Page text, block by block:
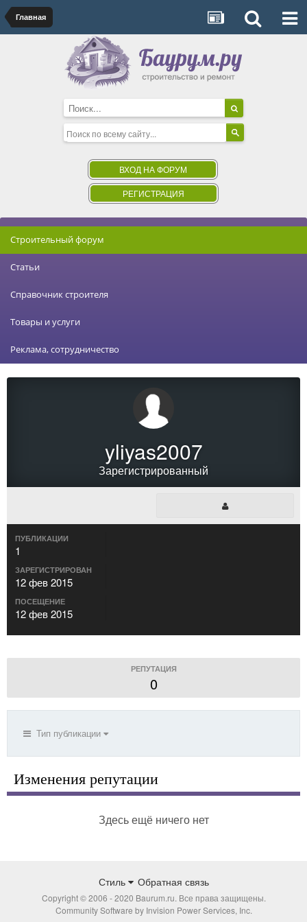
Главная
ВХОД НА ФОРУМ
РЕГИСТРАЦИЯ
Строительный форум
Статьи
Справочник строителя
Товары и услуги
Реклама, сотрудничество
yliyas2007
Зарегистрированный
ПУБЛИКАЦИИ
1
ЗАРЕГИСТРИРОВАН
12 фев 2015
ПОСЕЩЕНИЕ
12 фев 2015
РЕПУТАЦИЯ
0
Тип публикации
Изменения репутации
Здесь ещё ничего нет
Стиль Обратная связь
Copyright © 2006 - 2020 Baurum.ru. Все права защищены.
Community Software by Invision Power Services, Inc.